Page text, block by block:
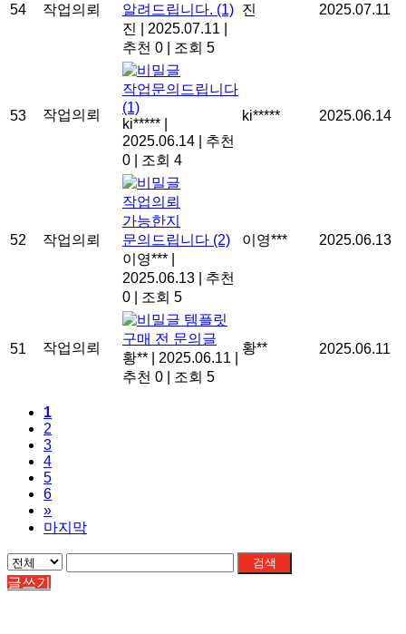
54 작업의뢰
알려드립니다. (1)
진
2025.07.11
추천 0
조회 5
진 2025.07.11
53 작업의뢰
작업문의드립니다
(1)
ki*****
2025.06.14
추천
0
조회 4
ki***** 2025.06.14
52 작업의뢰
작업의뢰
가능한지
문의드립니다 (2)
이영***
2025.06.13
추천
0
조회 5
이영*** 2025.06.13
51 작업의뢰
템플릿
구매 전 문의글
황**
2025.06.11
추천 0
조회 5
황** 2025.06.11
1
2
3
4
5
6
»
마지막
검색
글쓰기